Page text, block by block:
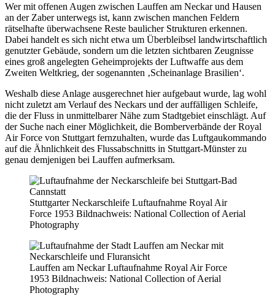
Wer mit offenen Augen zwischen Lauffen am Neckar und Hausen
an der Zaber unterwegs ist, kann zwischen manchen Feldern
rätselhafte überwachsene Reste baulicher Strukturen erkennen.
Dabei handelt es sich nicht etwa um Überbleibsel landwirtschaftlich
genutzter Gebäude, sondern um die letzten sichtbaren Zeugnisse
eines groß angelegten Geheimprojekts der Luftwaffe aus dem
Zweiten Weltkrieg, der sogenannten ‚Scheinanlage Brasilien‘.
Weshalb diese Anlage ausgerechnet hier aufgebaut wurde, lag wohl
nicht zuletzt am Verlauf des Neckars und der auffälligen Schleife,
die der Fluss in unmittelbarer Nähe zum Stadtgebiet einschlägt. Auf
der Suche nach einer Möglichkeit, die Bomberverbände der Royal
Air Force von Stuttgart fernzuhalten, wurde das Luftgaukommando
auf die Ähnlichkeit des Flussabschnitts in Stuttgart-Münster zu
genau demjenigen bei Lauffen aufmerksam.
Stuttgarter Neckarschleife Luftaufnahme Royal Air
Force 1953 Bildnachweis: National Collection of Aerial
Photography
Lauffen am Neckar Luftaufnahme Royal Air Force
1953 Bildnachweis: National Collection of Aerial
Photography